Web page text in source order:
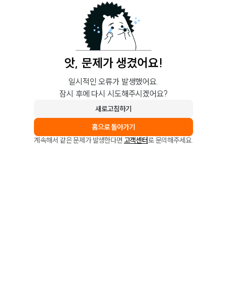
앗, 문제가 생겼어요!
일시적인 오류가 발생했어요.
잠시 후에 다시 시도해주시겠어요?
새로고침하기
홈으로 돌아가기
계속해서 같은 문제가 발생한다면 고객센터로 문의해주세요.